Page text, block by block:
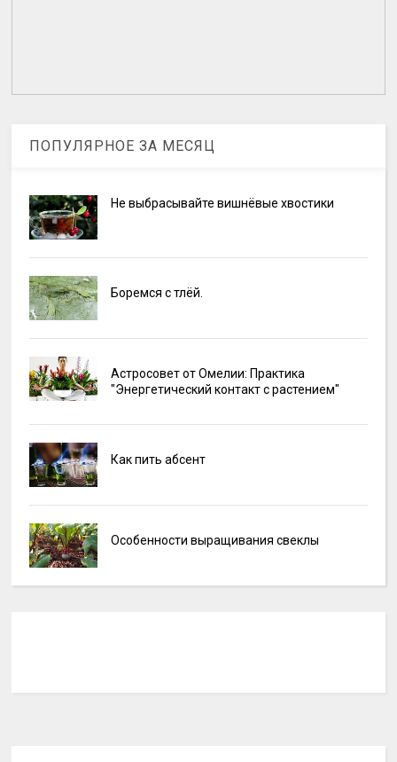
ПОПУЛЯРНОЕ ЗА МЕСЯЦ
Не выбрасывайте вишнёвые хвостики
Боремся с тлёй.
Астросовет от Омелии: Практика
"Энергетический контакт с растением"
Как пить абсент
Особенности выращивания свеклы